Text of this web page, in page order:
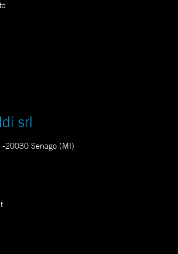
srl
-20030 Senago (MI)